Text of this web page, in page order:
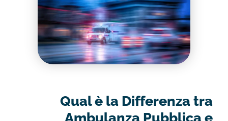
Qual è la Differenza tra
Ambulanza Pubblica e